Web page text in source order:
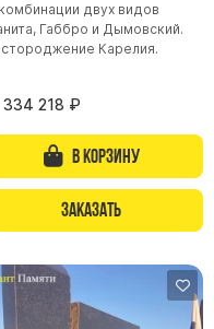
на двоих )
креста
Коелга
двух видов
Габбро и Дымовский.
Карелия.
334 218 ₽
В корзину
Заказать